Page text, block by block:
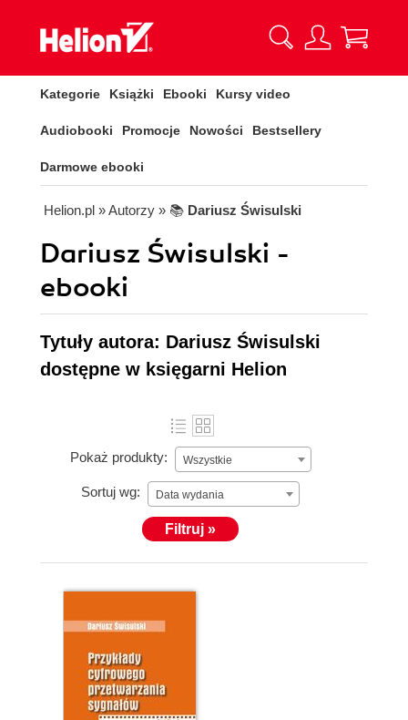
Kategorie Książki Ebooki Kursy video
Audiobooki Promocje Nowości Bestsellery
Darmowe ebooki
Helion.pl » Autorzy » 📚 Dariusz Świsulski
Dariusz Świsulski -
ebooki
Tytuły autora: Dariusz Świsulski
dostępne w księgarni Helion
Pokaż produkty: Wszystkie
Sortuj wg: Data wydania
Filtruj »